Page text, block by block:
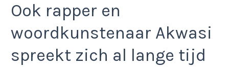
Ook rapper en
woordkunstenaar Akwasi
spreekt zich al lange tijd